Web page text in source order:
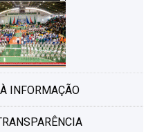
INFORMAÇÃO